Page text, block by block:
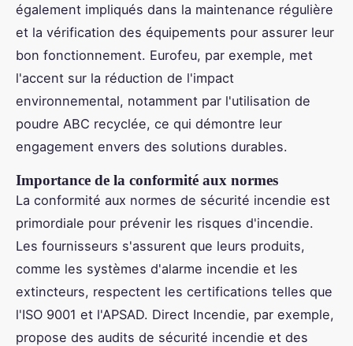
également impliqués dans la maintenance régulière
et la vérification des équipements pour assurer leur
bon fonctionnement. Eurofeu, par exemple, met
l'accent sur la réduction de l'impact
environnemental, notamment par l'utilisation de
poudre ABC recyclée, ce qui démontre leur
engagement envers des solutions durables.
Importance de la conformité aux normes
La conformité aux normes de sécurité incendie est
primordiale pour prévenir les risques d'incendie.
Les fournisseurs s'assurent que leurs produits,
comme les systèmes d'alarme incendie et les
extincteurs, respectent les certifications telles que
l'ISO 9001 et l'APSAD. Direct Incendie, par exemple,
propose des audits de sécurité incendie et des